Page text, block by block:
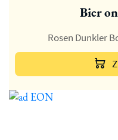
Bier
Rosen Dunkler